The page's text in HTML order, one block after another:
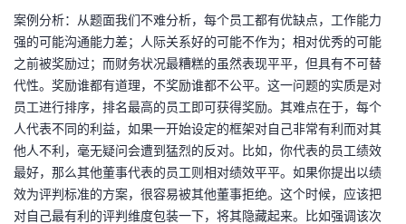
案例分析：从题面我们不难分析，每个员工都有优缺点，工作能力
强的可能沟通能力差；人际关系好的可能不作为；相对优秀的可能
之前被奖励过；而财务状况最糟糕的虽然表现平平，但具有不可替
代性。奖励谁都有道理，不奖励谁都不公平。这一问题的实质是对
员工进行排序，排名最高的员工即可获得奖励。其难点在于，每个
人代表不同的利益，如果一开始设定的框架对自己非常有利而对其
他人不利，毫无疑问会遭到猛烈的反对。比如，你代表的员工绩效
最好，那么其他董事代表的员工则相对绩效平平。如果你提出以绩
效为评判标准的方案，很容易被其他董事拒绝。这个时候，应该把
对自己最有利的评判维度包装一下，将其隐藏起来。比如强调该次